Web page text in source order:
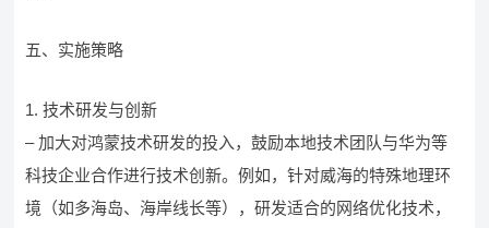
五、实施策略
1. 技术研发与创新
– 加大对鸿蒙技术研发的投入，鼓励本地技术团队与华为等
科技企业合作进行技术创新。例如，针对威海的特殊地理环
境（如多海岛、海岸线长等），研发适合的网络优化技术，